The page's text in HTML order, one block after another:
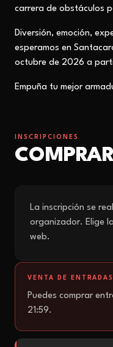
carrera de obstáculos
Diversión, emoción,
esperamos en
octubre de 2026 a
Empuña tu mejor
INSCRIPCIONES
La inscripción se
organizador. Elige
web.
VENTA DE
Puedes comprar
21:59.